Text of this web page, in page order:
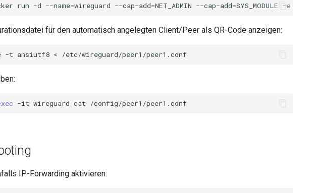
run -d --name=wireguard --cap-add=NET_ADMIN --cap-add=SYS_MODULE -e
für den automatisch angelegten Client/Peer als QR-Code anzeigen:
-t ansiutf8 <
-it wireguard cat
IP-Forwarding aktivieren: